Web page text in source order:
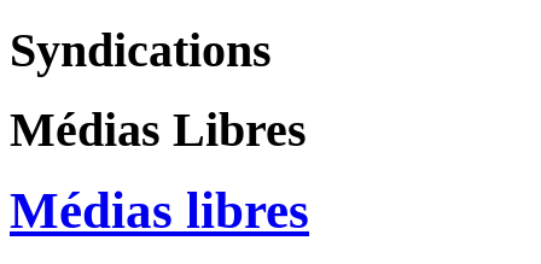
Syndications
Médias Libres
Médias libres